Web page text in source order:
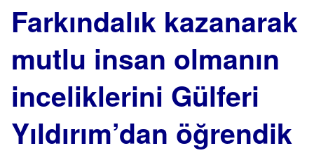
Farkındalık kazanarak
mutlu insan olmanın
inceliklerini Gülferi
Yıldırım’dan öğrendik